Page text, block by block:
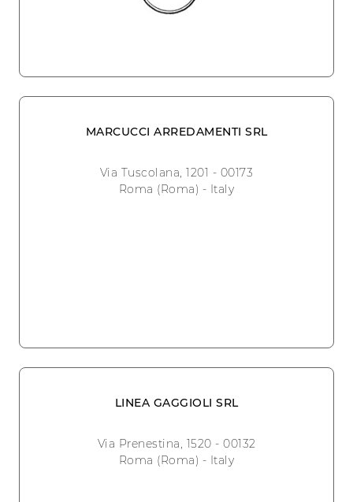
MARCUCCI ARREDAMENTI SRL
Via Tuscolana, 1201 - 00173
Roma (Roma) - Italy
LINEA GAGGIOLI SRL
Via Prenestina, 1520 - 00132
Roma (Roma) - Italy